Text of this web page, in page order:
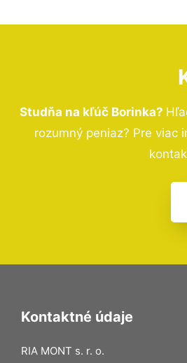
Studňa na kľúč Borinka?
rozumný peniaz? Pre viac
Kontaktné údaje
RIA MONT s. r. o.